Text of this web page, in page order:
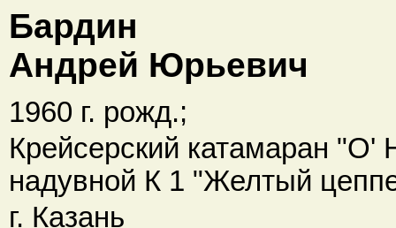
Бардин
Андрей Юрьевич
1960 г. рожд.;
Крейсерский катамаран
надувной К 1 "Желтый
г. Казань